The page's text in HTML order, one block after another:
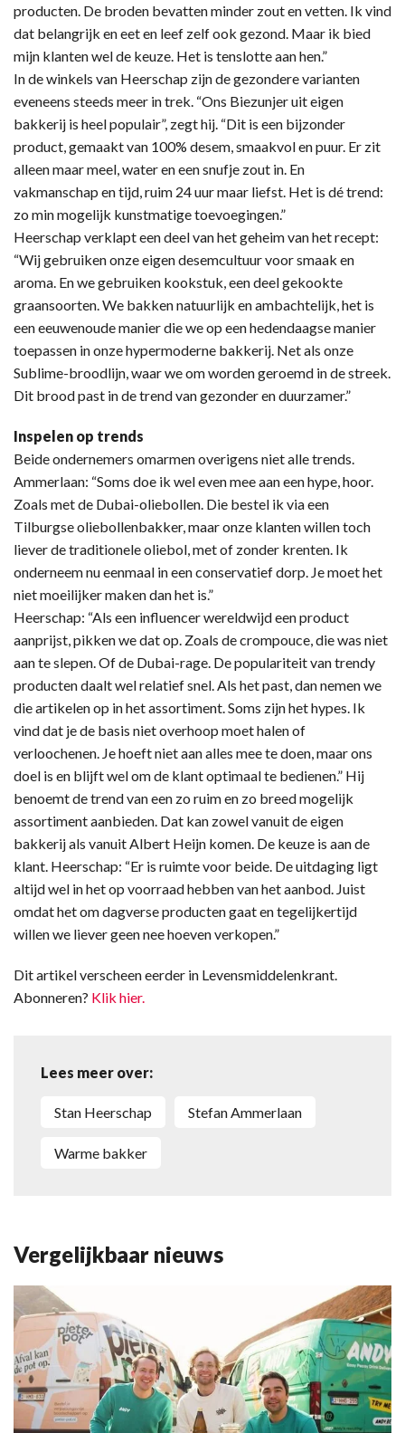
producten. De broden bevatten minder zout en vetten. Ik vind
dat belangrijk en eet en leef zelf ook gezond. Maar ik bied
mijn klanten wel de keuze. Het is tenslotte aan hen.”
In de winkels van Heerschap zijn de gezondere varianten
eveneens steeds meer in trek. “Ons Biezunjer uit eigen
bakkerij is heel populair”, zegt hij. “Dit is een bijzonder
product, gemaakt van 100% desem, smaakvol en puur. Er zit
alleen maar meel, water en een snufje zout in. En
vakmanschap en tijd, ruim 24 uur maar liefst. Het is dé trend:
zo min mogelijk kunstmatige toevoegingen.”
Heerschap verklapt een deel van het geheim van het recept:
“Wij gebruiken onze eigen desemcultuur voor smaak en
aroma. En we gebruiken kookstuk, een deel gekookte
graansoorten. We bakken natuurlijk en ambachtelijk, het is
een eeuwenoude manier die we op een hedendaagse manier
toepassen in onze hypermoderne bakkerij. Net als onze
Sublime-broodlijn, waar we om worden geroemd in de streek.
Dit brood past in de trend van gezonder en duurzamer.”
Inspelen op trends
Beide ondernemers omarmen overigens niet alle trends.
Ammerlaan: “Soms doe ik wel even mee aan een hype, hoor.
Zoals met de Dubai-oliebollen. Die bestel ik via een
Tilburgse oliebollenbakker, maar onze klanten willen toch
liever de traditionele oliebol, met of zonder krenten. Ik
onderneem nu eenmaal in een conservatief dorp. Je moet het
niet moeilijker maken dan het is.”
Heerschap: “Als een influencer wereldwijd een product
aanprijst, pikken we dat op. Zoals de crompouce, die was niet
aan te slepen. Of de Dubai-rage. De populariteit van trendy
producten daalt wel relatief snel. Als het past, dan nemen we
die artikelen op in het assortiment. Soms zijn het hypes. Ik
vind dat je de basis niet overhoop moet halen of
verloochenen. Je hoeft niet aan alles mee te doen, maar ons
doel is en blijft wel om de klant optimaal te bedienen.” Hij
benoemt de trend van een zo ruim en zo breed mogelijk
assortiment aanbieden. Dat kan zowel vanuit de eigen
bakkerij als vanuit Albert Heijn komen. De keuze is aan de
klant. Heerschap: “Er is ruimte voor beide. De uitdaging ligt
altijd wel in het op voorraad hebben van het aanbod. Juist
omdat het om dagverse producten gaat en tegelijkertijd
willen we liever geen nee hoeven verkopen.”
Dit artikel verscheen eerder in Levensmiddelenkrant.
Abonneren? Klik hier.
Lees meer over:
Stan Heerschap Stefan Ammerlaan
warme bakker
Vergelijkbaar nieuws